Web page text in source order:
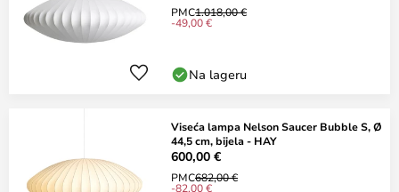
PMC1.018,00 €
-49,00 €
Na lageru
Viseća lampa Nelson Saucer Bubble S, Ø
44,5 cm, bijela - HAY
600,00 €
PMC682,00 €
-82,00 €